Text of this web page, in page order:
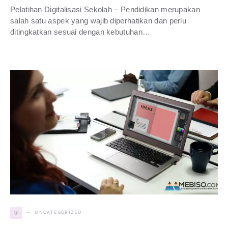
Pelatihan Digitalisasi Sekolah – Pendidikan merupakan
salah satu aspek yang wajib diperhatikan dan perlu
ditingkatkan sesuai dengan kebutuhan…
U UNCATEGORIZED